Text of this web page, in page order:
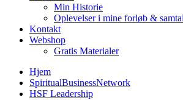
Min Historie
Oplevelser i mine forløb &
Kontakt
Webshop
Gratis Materialer
Hjem
SpiritualBusinessNetwork
HSF Leadership